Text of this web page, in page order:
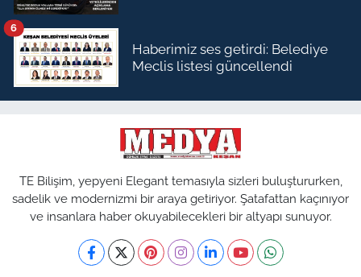
Haberimiz ses getirdi: Belediye
Meclis listesi güncellendi
6
TE Bilişim, yepyeni Elegant temasıyla sizleri buluştururken,
sadelik ve modernizmi bir araya getiriyor. Şatafattan kaçınıyor
ve insanlara haber okuyabilecekleri bir altyapı sunuyor.